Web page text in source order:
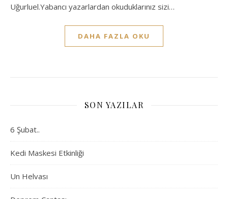
Uğurluel.Yabancı yazarlardan okuduklarınız sizi…
DAHA FAZLA OKU
SON YAZILAR
6 Şubat..
Kedi Maskesi Etkinliği
Un Helvası